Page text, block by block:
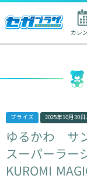
カレ
人気ワード
プライズ 2025年10月30日
ゆるかわ
サ
スーパーラー
KUROMI